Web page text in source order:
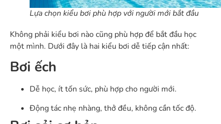
Lựa chọn kiểu bơi phù hợp với người mới bắt đầu
Không phải kiểu bơi nào cũng phù hợp để bắt đầu học
một mình. Dưới đây là hai kiểu bơi dễ tiếp cận nhất:
Bơi ếch
Dễ học, ít tốn sức, phù hợp cho người mới.
Động tác nhẹ nhàng, thở đều, không cần tốc độ.